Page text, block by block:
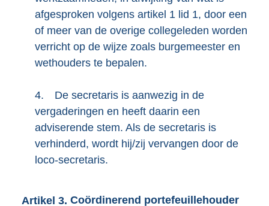
afgesproken volgens artikel 1 lid 1, door een
of meer van de overige collegeleden worden
verricht op de wijze zoals burgemeester en
wethouders te bepalen.
4.
De secretaris is aanwezig in de
vergaderingen en heeft daarin een
adviserende stem. Als de secretaris is
verhinderd, wordt hij/zij vervangen door de
loco-secretaris.
Artikel 3. Coördinerend portefeuillehouder